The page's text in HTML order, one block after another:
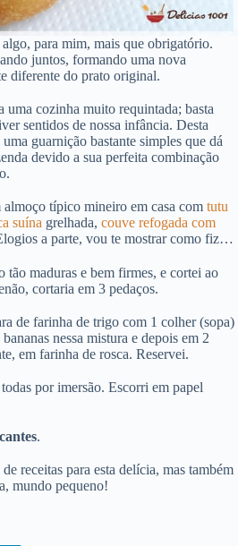
para mim, mais que obrigatório.
juntos, formando uma nova
diferente do prato original.
uma cozinha muito requintada; basta
sentidos de nossa infância. Desta
uma guarnição bastante simples que dá
devido a sua perfeita combinação
almoço típico mineiro em casa com tutu
suína grelhada, couve refogada com
a parte, vou te mostrar como fiz…
tão maduras e bem firmes, e cortei ao
cortaria em 3 pedaços.
de farinha de trigo com 1 colher (sopa)
nessa mistura e depois em 2
em farinha de rosca. Reservei.
por imersão. Escorri em papel
.
receitas para esta delícia, mas também
mundo pequeno!